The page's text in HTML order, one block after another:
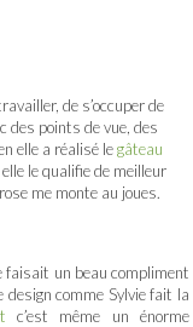
de s’occuper de
des points de vue, des
elle a réalisé legâteau
le qualifie de meilleur
me monte au joues.
faisait un beau compliment
design comme Sylvie fait la
c’est même un énorme